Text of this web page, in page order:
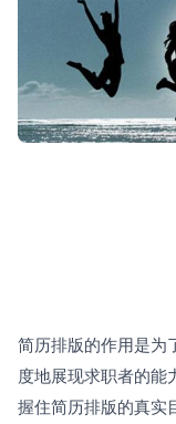
简历排版的作用是为
度地展现求职者的能
握住简历排版的真实